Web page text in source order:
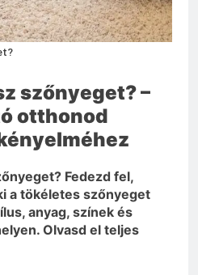
3 Nap Ezelőtt
szőnyeget? –
otthonod
Fedezd fel,
a tökéletes szőnyeget
anyag, színek és
Olvasd el teljes